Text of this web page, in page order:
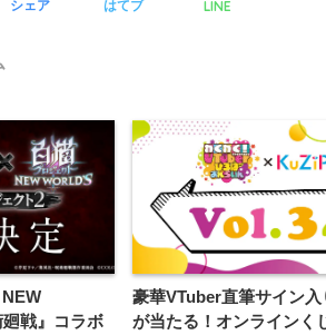
シェア はてブ LINE
NEW
戦』コラボ
豪華VTuber直筆サイン入
が当たる！オンラインく